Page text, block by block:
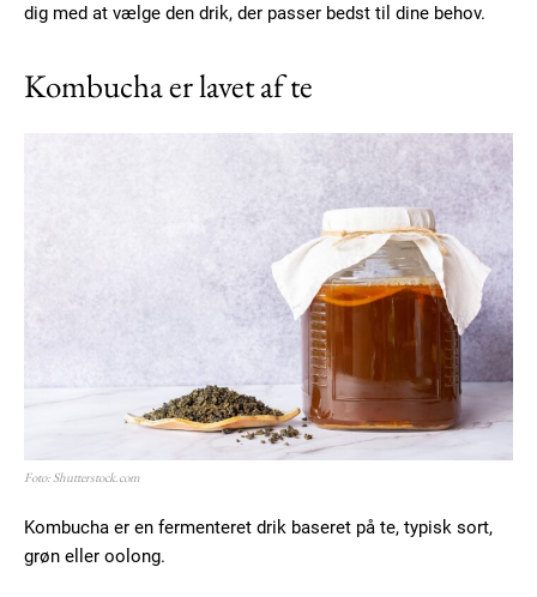
dig med at vælge den drik, der passer bedst til dine behov.
Kombucha er lavet af te
Foto: Shutterstock.com
Kombucha er en fermenteret drik baseret på te, typisk sort,
grøn eller oolong.